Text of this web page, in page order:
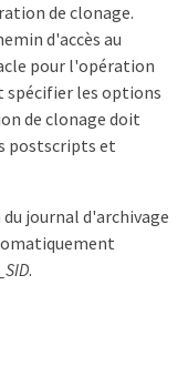
de clonage.
d'accès au
pour l'opération
spécifier les options
de clonage doit
postscripts et
journal d'archivage
.